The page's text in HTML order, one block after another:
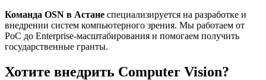
Команда OSN в Астане специализируется на разработке и
внедрении систем компьютерного зрения. Мы работаем от
PoC до Enterprise-масштабирования и помогаем получить
государственные гранты.
Хотите внедрить Computer Vision?